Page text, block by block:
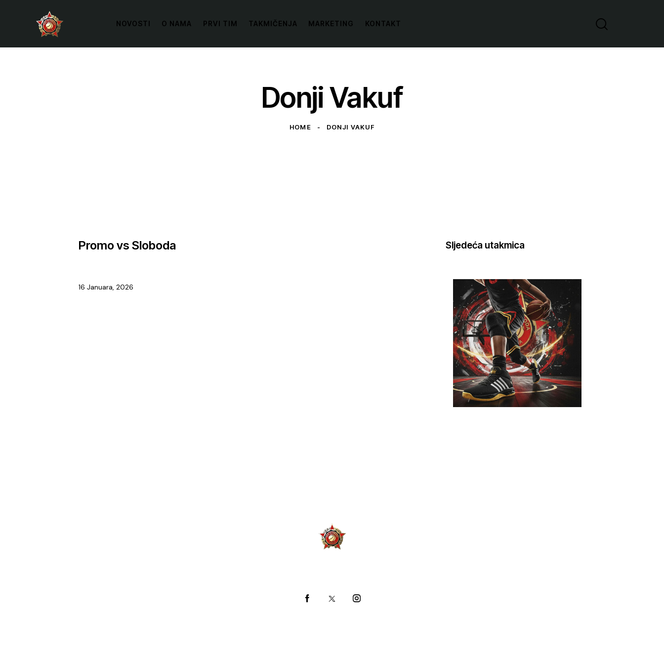
NOVOSTI O NAMA PRVI TIM TAKMIČENJA MARKETING KONTAKT
Donji Vakuf
HOME DONJI VAKUF
Promo vs Sloboda
16 Januara, 2026
Sljedeća utakmica